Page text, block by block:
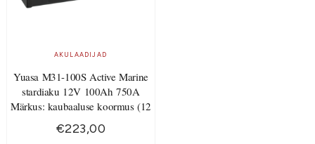
AKULAADIJAD
Yuasa M31-100S Active Marine
stardiaku 12V 100Ah 750A
Märkus: kaubaaluse koormus (12
€223,00